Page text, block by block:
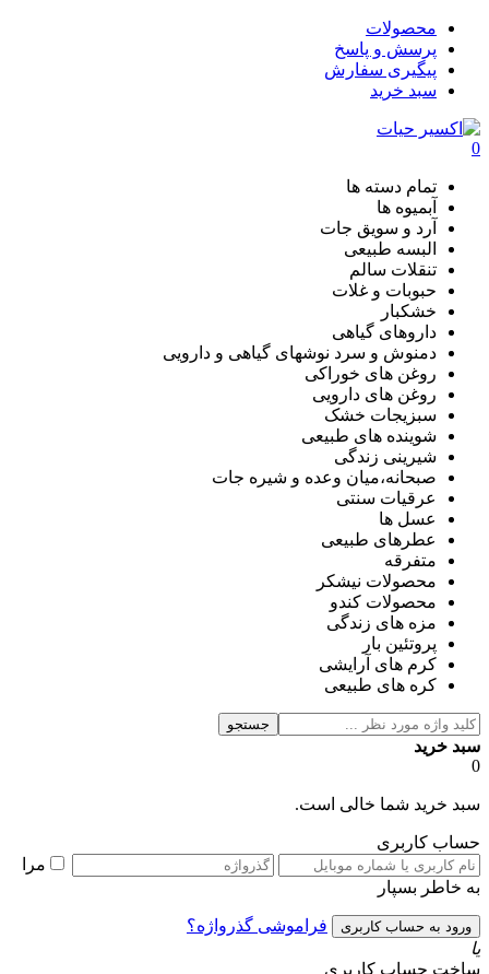
محصولات
پرسش و پاسخ
پیگیری سفارش
سبد خرید
0
تمام دسته ها
آبمیوه ها
آرد و سویق جات
البسه طبیعی
تنقلات سالم
حبوبات و غلات
خشکبار
داروهای گیاهی
دمنوش و سرد نوشهای گیاهی و دارویی
روغن های خوراکی
روغن های دارویی
سبزیجات خشک
شوینده های طبیعی
شیرینی زندگی
صبحانه،میان وعده و شیره جات
عرقیات سنتی
عسل ها
عطرهای طبیعی
متفرقه
محصولات نیشکر
محصولات کندو
مزه های زندگی
پروتئین بار
کرم های آرایشی
کره های طبیعی
جستجو
سبد خرید
0
سبد خرید شما خالی است.
حساب کاربری
مرا
به خاطر بسپار
فراموشی گذرواژه؟
یا
ساخت حساب کاربری